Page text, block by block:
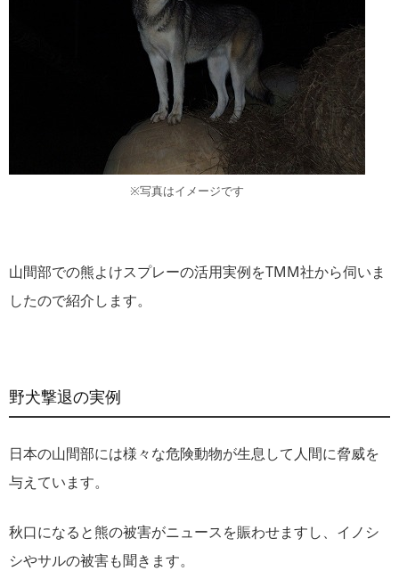
※写真はイメージです
山間部での熊よけスプレーの活用実例をTMM社から伺いま
したので紹介します。
野犬撃退の実例
日本の山間部には様々な危険動物が生息して人間に脅威を
与えています。
秋口になると熊の被害がニュースを賑わせますし、イノシ
シやサルの被害も聞きます。